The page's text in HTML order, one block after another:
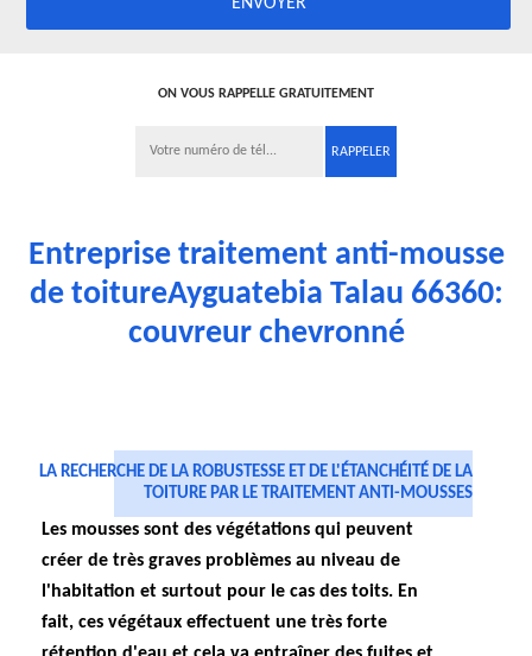
ON VOUS RAPPELLE GRATUITEMENT
Entreprise traitement anti-mousse
de toitureAyguatebia Talau 66360:
couvreur chevronné
LA RECHERCHE DE LA ROBUSTESSE ET DE L'ÉTANCHÉITÉ DE LA
TOITURE PAR LE TRAITEMENT ANTI-MOUSSES
Les mousses sont des végétations qui peuvent
créer de très graves problèmes au niveau de
l'habitation et surtout pour le cas des toits. En
fait, ces végétaux effectuent une très forte